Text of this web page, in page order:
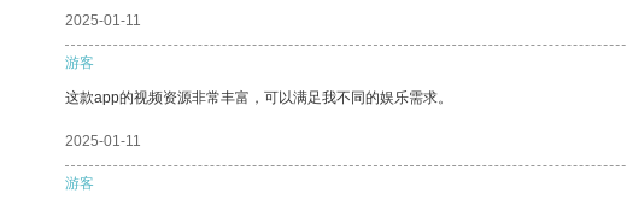
2025-01-11
游客
这款app的视频资源非常丰富，可以满足我不同的娱乐需求。
2025-01-11
游客